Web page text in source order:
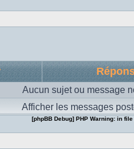
Aucun sujet ou message
Afficher les messages
[phpBB Debug] PHP Warning: in file